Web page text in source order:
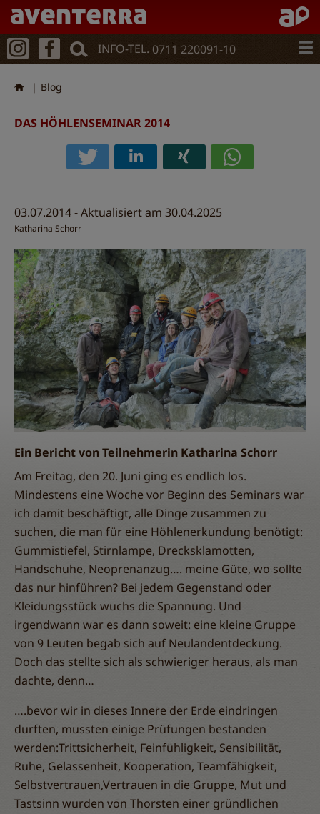
Direkt
zum
Inhalt
INFO-TEL. 0711 220091-10
Blog
DAS HÖHLENSEMINAR 2014
03.07.2014 - Aktualisiert am 30.04.2025
Katharina Schorr
Ein Bericht von Teilnehmerin Katharina Schorr
Am Freitag, den 20. Juni ging es endlich los.
Mindestens eine Woche vor Beginn des Seminars war
ich damit beschäftigt, alle Dinge zusammen zu
suchen, die man für eine Höhlenerkundung benötigt:
Gummistiefel, Stirnlampe, Drecksklamotten,
Handschuhe, Neoprenanzug…. meine Güte, wo sollte
das nur hinführen? Bei jedem Gegenstand oder
Kleidungsstück wuchs die Spannung. Und
irgendwann war es dann soweit: eine kleine Gruppe
von 9 Leuten begab sich auf Neulandentdeckung.
Doch das stellte sich als schwieriger heraus, als man
dachte, denn…
….bevor wir in dieses Innere der Erde eindringen
durften, mussten einige Prüfungen bestanden
werden:Trittsicherheit, Feinfühligkeit, Sensibilität,
Ruhe, Gelassenheit, Kooperation, Teamfähigkeit,
Selbstvertrauen,Vertrauen in die Gruppe, Mut und
Tastsinn wurden von Thorsten einer gründlichen